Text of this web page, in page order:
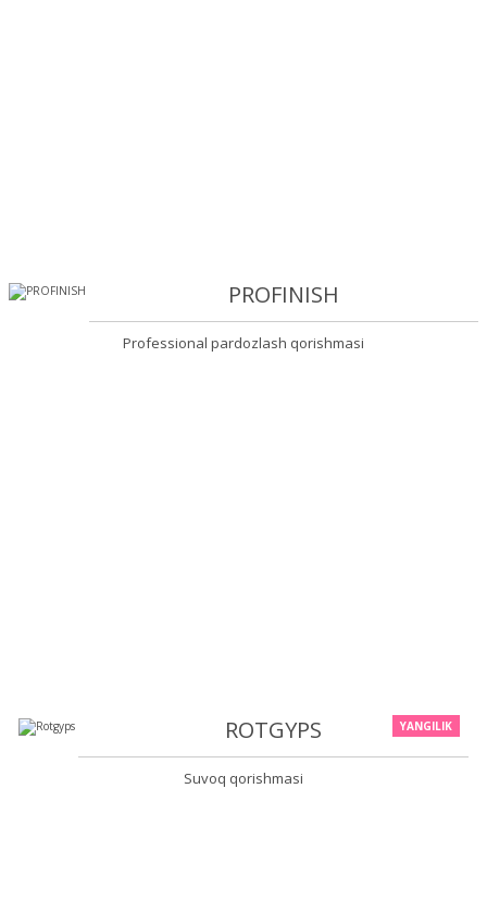
PROFINISH
Professional pardozlash qorishmasi
YANGILIK
ROTGYPS
Suvoq qorishmasi